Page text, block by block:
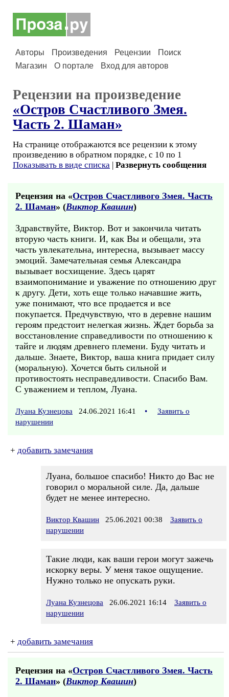
Авторы Произведения Рецензии
Поиск
Магазин
О портале Вход для авторов
Рецензии на произведение
«Остров Счастливого Змея.
Часть 2. Шаман»
На странице отображаются все рецензии к этому
произведению в обратном порядке, с 10 по 1
Показывать в виде списка | Развернуть сообщения
Рецензия на «Остров Счастливого Змея. Часть
2. Шаман» (Виктор Квашин)
Здравствуйте, Виктор. Вот и закончила читать
вторую часть книги. И, как Вы и обещали, эта
часть увлекательна, интересна, вызывает массу
эмоций. Замечательная семья Александра
вызывает восхищение. Здесь царят
взаимопонимание и уважение по отношению друг
к другу. Дети, хоть еще только начавшие жить,
уже понимают, что все продается и все
покупается. Предчувствую, что в деревне нашим
героям предстоит нелегкая жизнь. Ждет борьба за
восстановление справедливости по отношению к
тайге и людям древнего племени. Буду читать и
дальше. Знаете, Виктор, ваша книга придает силу
(моральную). Хочется быть сильной и
противостоять несправедливости. Спасибо Вам.
С уважением и теплом, Луана.
Луана Кузнецова 24.06.2021 16:41 •
Заявить о
нарушении
+ добавить замечания
Луана, большое спасибо! Никто до Вас не
говорил о моральной силе. Да, дальше
будет не менее интересно.
Виктор Квашин 25.06.2021 00:38
Заявить о
нарушении
Такие люди, как ваши герои могут зажечь
искорку веры. У меня такое ощущение.
Нужно только не опускать руки.
Луана Кузнецова 26.06.2021 16:14
Заявить о
нарушении
+ добавить замечания
Рецензия на «Остров Счастливого Змея. Часть
2. Шаман» (Виктор Квашин)